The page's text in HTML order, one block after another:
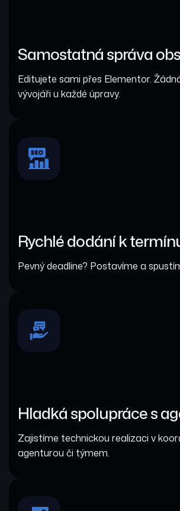
Samostatná správa
Editujete sami přes Elementor.
vývojáři u každé úpravy.
Rychlé dodání k
Pevný deadline? Postavíme a
Hladká spolupráce s
Zajistíme technickou realizaci v
agenturou či týmem.